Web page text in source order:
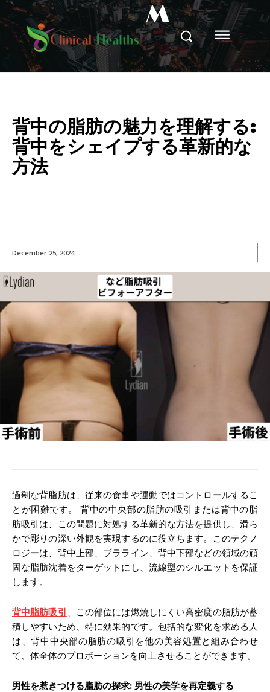
M
背中の脂肪の魅力を理解する:
背中をシェイプする革新的な
方法
December 25, 2024
過剰な背脂肪は、従来の食事や運動ではコントロールするこ
とが困難です。 背中の中央部の脂肪の吸引または背中の脂
肪吸引は、この問題に対処する革新的な方法を提供し、滑ら
かで彫りの深い外観を実現するのに役立ちます。このテクノ
ロジーは、背中上部、ブラライン、背中下部などの領域の頑
固な脂肪沈着をターゲットにし、流線型のシルエットを保証
します。
背中脂肪吸引 、この部位には燃焼しにくい高密度の脂肪が蓄
積しやすいため、特に効果的です。包括的な変化を求める人
は、背中中央部の脂肪の吸引を他の美容処置と組み合わせ
て、体全体のプロポーションを向上させることができます。
男性を惹きつける脂肪の探求: 男性の美学を再定義する